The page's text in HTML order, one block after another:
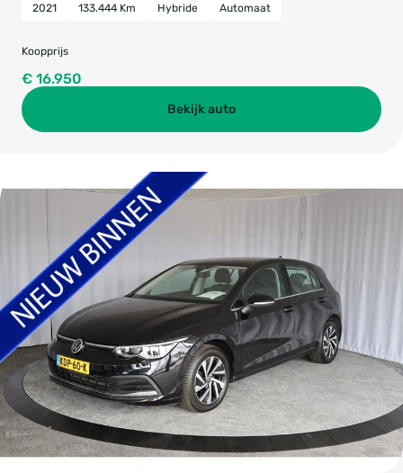
2021 133.444 Km Hybride Automaat
Koopprijs
€ 16.950
Bekijk auto